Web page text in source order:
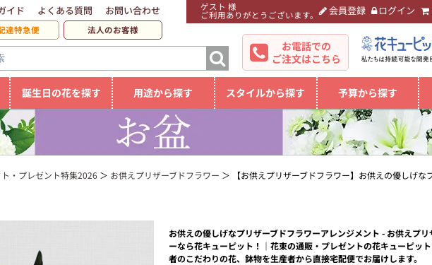
ゲスト 様
ご利用ありがとうございます。 会員登録 ログイン
イド よくある質問 お問い合わせ
達特急便 法人のお客様
お電話での
ご注文はこちら
誕生日の花を探す 用途から探す スタイルから探す 予算から探す
・プレゼント特集2026 お供えプリザーブドフラワー 【お供えプリザーブドフラワー】お供えの優しげな
お供えの優しげなプリザーブドフラワーアレンジメント - お供えプリ
ーなら花キューピット！｜花束の通販・プレゼントの花キューピッ
者のこだわりの花、鉢物を生産者から直接宅配便でお届けします。